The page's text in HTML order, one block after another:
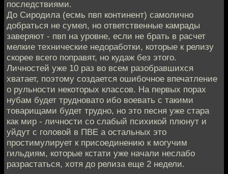
последствиями.
До Сиродила (есмь пвп континент) самолично
добраться не сумел, но ответственные камрады
заверяют - пвп на уровне, если не брать в расчет
мелкие технические недоработки, которые к релизу
скорее всего поправят, но кудаж без этого.
Личностей уже 10 раз во всем разобравшихся
хватает, поэтому создается ошибочное впечатление
о рульности некоторых классов. На первых порах
нубам будет трудновато ибо воевать с такими
товарищами будет трудно, но это песня уже стара
как мир - личности со слабый психикой плюнут и
уйдут с головой в ПВЕ а остальных это
простимулирует к присоединению к могучим
гильдиям, которые кстати уже начали неслабо
разрастаться, хотя до релиза еще 2 недели.